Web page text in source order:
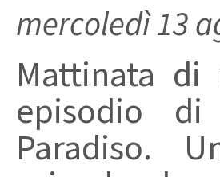
mercoledì 13
Mattinata
episodio
Paradiso.